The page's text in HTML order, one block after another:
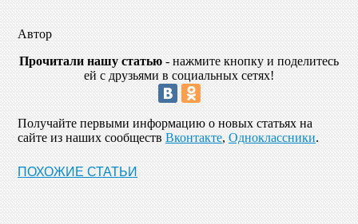
Автор
Прочитали нашу статью - нажмите кнопку и поделитесь
ей с друзьями в социальных сетях!
Получайте первыми информацию о новых статьях на
сайте из наших сообществ Вконтакте, Одноклассники.
ПОХОЖИЕ СТАТЬИ